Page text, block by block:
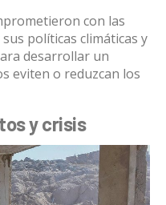
con las
políticas climáticas y
desarrollar un
eviten o reduzcan los
y crisis